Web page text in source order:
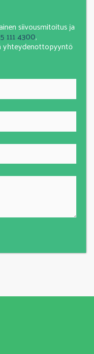
siivousmitoitus ja
111 4300,
yhteydenottopyyntö